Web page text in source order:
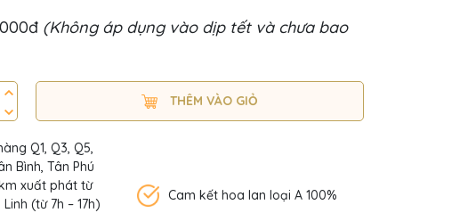
(Không áp dụng vào dịp tết và chưa bao
THÊM VÀO GIỎ
Q1, Q3, Q5,
Bình, Tân Phú
xuất phát từ
(từ 7h – 17h)
Cam kết hoa lan loại A 100%